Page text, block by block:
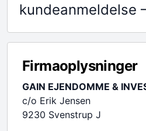
kundeanmeldelse
Firmaoplysninger
GAIN EJENDOMME &
c/o Erik Jensen
9230 Svenstrup J